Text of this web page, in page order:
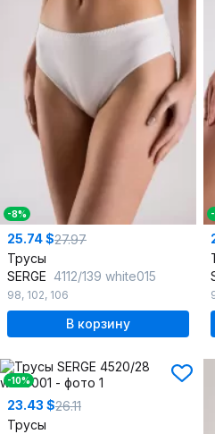
-8%
25.74 $27.97
Трусы
SERGE 4112/139 white015
98, 102, 106
В корзину
-10%
23.43 $26.11
Трусы